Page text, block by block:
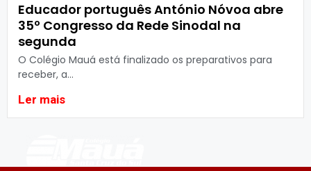
Educador português António Nóvoa abre
35º Congresso da Rede Sinodal na
segunda
O Colégio Mauá está finalizado os preparativos para
receber, a...
Ler mais